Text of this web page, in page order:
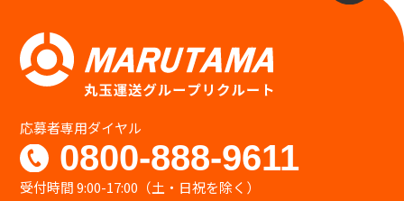
応募者専用ダイヤル
0800-888-9611
受付時間 9:00-17:00（土・日祝を除く）